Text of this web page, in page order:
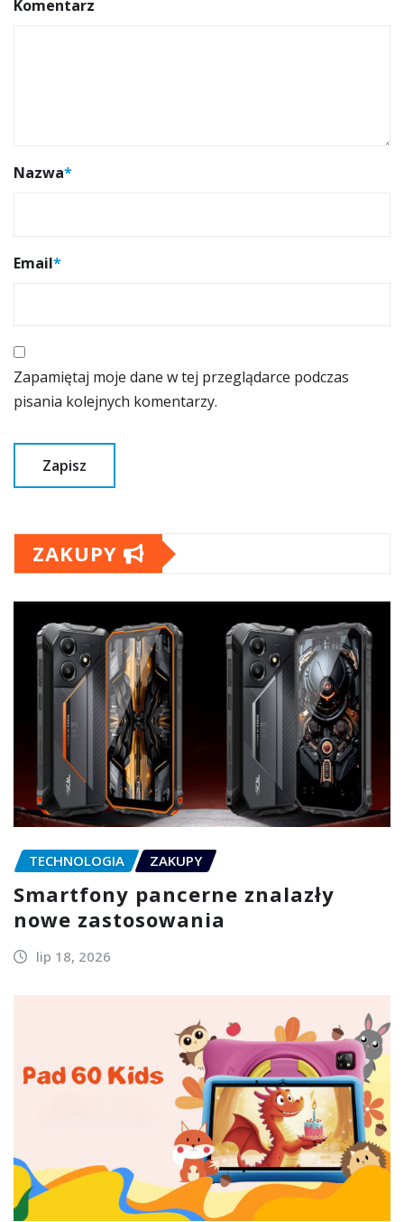
Komentarz
Nazwa*
Email*
Zapamiętaj moje dane w tej przeglądarce podczas
pisania kolejnych komentarzy.
ZAKUPY
TECHNOLOGIA ZAKUPY
Smartfony pancerne znalazły
nowe zastosowania
lip 18, 2026